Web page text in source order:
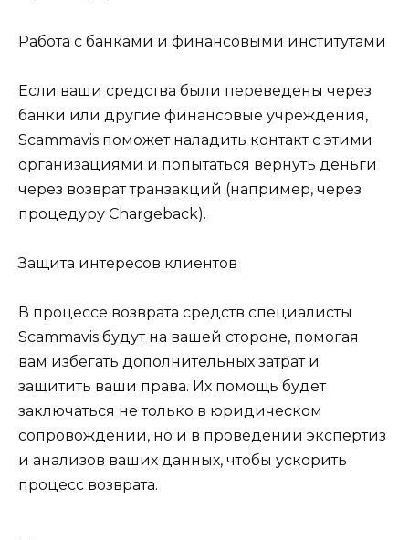
Работа с банками и финансовыми институтами
Если ваши средства были переведены через
банки или другие финансовые учреждения,
Scammavis поможет наладить контакт с этими
организациями и попытаться вернуть деньги
через возврат транзакций (например, через
процедуру Chargeback).
Защита интересов клиентов
В процессе возврата средств специалисты
Scammavis будут на вашей стороне, помогая
вам избегать дополнительных затрат и
защитить ваши права. Их помощь будет
заключаться не только в юридическом
сопровождении, но и в проведении экспертиз
и анализов ваших данных, чтобы ускорить
процесс возврата.